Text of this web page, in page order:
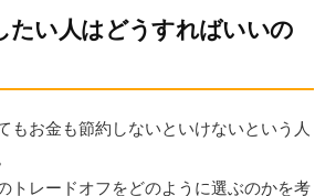
たい人はどうすればいいの
もお金も節約しないといけないという人
トレードオフをどのように選ぶのかを考